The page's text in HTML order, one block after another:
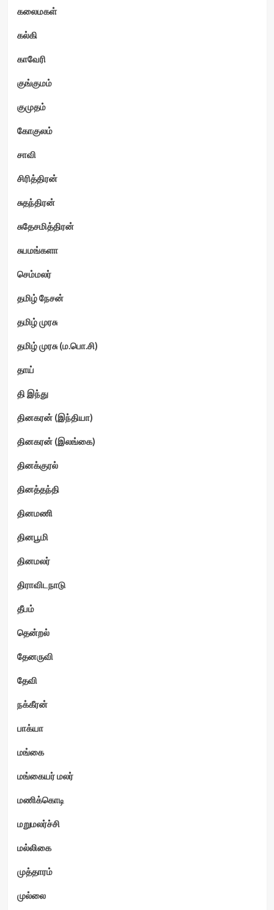
கலைமகள்
கல்கி
காவேரி
குங்குமம்
குமுதம்
கோகுலம்
சாவி
சிரித்திரன்
சுதந்திரன்
சுதேசமித்திரன்
சுபமங்களா
செம்மலர்
தமிழ் நேசன்
தமிழ் முரசு
தமிழ் முரசு (ம.பொ.சி)
தாய்
தி இந்து
தினகரன் (இந்தியா)
தினகரன் (இலங்கை)
தினக்குரல்
தினத்தந்தி
தினமணி
தினபூமி
தினமலர்
திராவிடநாடு
தீபம்
தென்றல்
தேனருவி
தேவி
நக்கீரன்
பாக்யா
மங்கை
மங்கையர் மலர்
மணிக்கொடி
மறுமலர்ச்சி
மல்லிகை
முத்தாரம்
முல்லை